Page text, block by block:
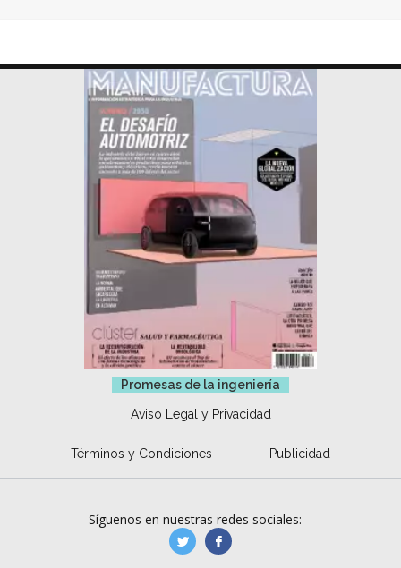
Promesas de la ingeniería
Aviso Legal y Privacidad
Términos y Condiciones Publicidad
Síguenos en nuestras redes sociales:
manufacturaGE